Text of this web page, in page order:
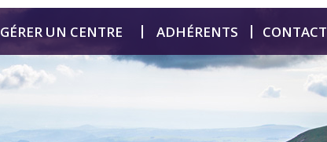
GÉRER UN CENTRE ADHÉRENTS CONTACT